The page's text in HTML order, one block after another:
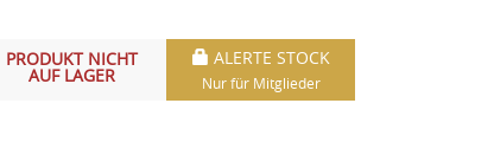
PRODUKT NICHT
AUF LAGER
ALERTE STOCK
Nur für Mitglieder